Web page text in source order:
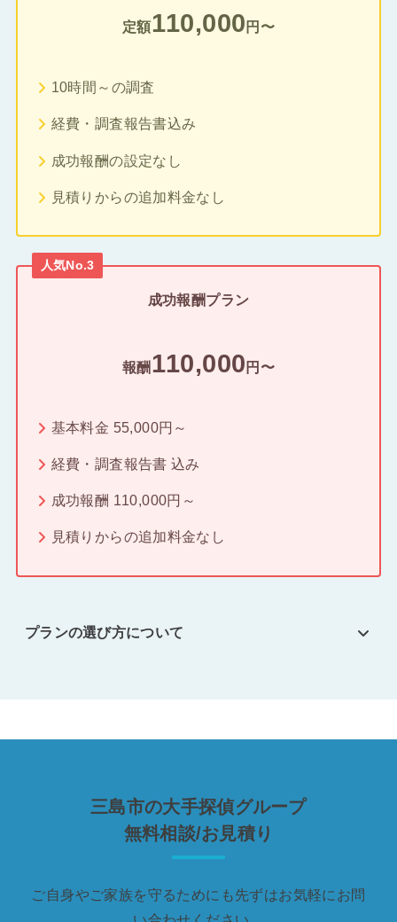
定額110,000 円〜
10時間～の調査
経費・調査報告書込み
成功報酬の設定なし
見積りからの追加料金なし
人気No.3
成功報酬プラン
報酬 110,000 円〜
基本料金 55,000円～
経費・調査報告書 込み
成功報酬 110,000円～
見積りからの追加料金なし
プランの選び方について
三島市の大手探偵グループ
無料相談/お見積り
ご自身やご家族を守るためにも先ずはお気軽にお問